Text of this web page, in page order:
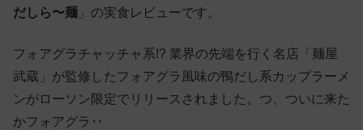
だしら〜麺 」の実食レビューです。
フォアグラチャッチャ系!? 業界の先端を行く名店「麺屋
武蔵」が監修したフォアグラ風味の鴨だし系カップラーメ
ンがローソン限定でリリースされました。つ、ついに来た
かフォアグラ‥